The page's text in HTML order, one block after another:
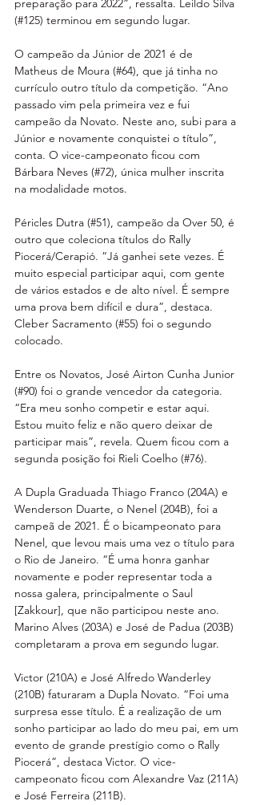
(#125) terminou em segundo lugar.
O campeão da Júnior de 2021 é de
Matheus de Moura (#64), que já tinha no
currículo outro título da competição. “Ano
passado vim pela primeira vez e fui
campeão da Novato. Neste ano, subi para a
Júnior e novamente conquistei o título”,
conta. O vice-campeonato ficou com
Bárbara Neves (#72), única mulher inscrita
na modalidade motos.
Péricles Dutra (#51), campeão da Over 50, é
outro que coleciona títulos do Rally
Piocerá/Cerapió. “Já ganhei sete vezes. É
muito especial participar aqui, com gente
de vários estados e de alto nível. É sempre
uma prova bem difícil e dura”, destaca.
Cleber Sacramento (#55) foi o segundo
colocado.
Entre os Novatos, José Airton Cunha Junior
(#90) foi o grande vencedor da categoria.
“Era meu sonho competir e estar aqui.
Estou muito feliz e não quero deixar de
participar mais”, revela. Quem ficou com a
segunda posição foi Rieli Coelho (#76).
A Dupla Graduada Thiago Franco (204A) e
Wenderson Duarte, o Nenel (204B), foi a
campeã de 2021. É o bicampeonato para
Nenel, que levou mais uma vez o título para
o Rio de Janeiro. “É uma honra ganhar
novamente e poder representar toda a
nossa galera, principalmente o Saul
[Zakkour], que não participou neste ano.
Marino Alves (203A) e José de Padua (203B)
completaram a prova em segundo lugar.
Victor (210A) e José Alfredo Wanderley
(210B) faturaram a Dupla Novato. “Foi uma
surpresa esse título. É a realização de um
sonho participar ao lado do meu pai, em um
evento de grande prestígio como o Rally
Piocerá”, destaca Victor. O vice-
campeonato ficou com Alexandre Vaz (211A)
e José Ferreira (211B).